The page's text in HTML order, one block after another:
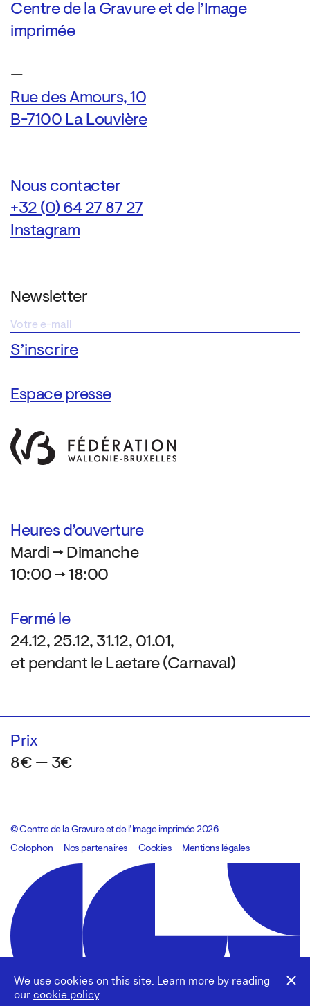
We use cookies on this site. Learn more by reading
our cookie policy.
Centre de la Gravure et de l’Image
imprimée
—
Rue des Amours, 10
B-7100 La Louvière
Nous contacter
+32 (0) 64 27 87 27
Instagram
Newsletter
Espace presse
Heures d’ouverture
Mardi → Dimanche
10:00 → 18:00
Fermé le
24.12, 25.12, 31.12, 01.01,
et pendant le Laetare (Carnaval)
Prix
8€ — 3€
© Centre de la Gravure et de l’Image imprimée 2026
Colophon
Design:Marcel Kaczmarek, code:8080.studio
Nos partenaires Cookies Mentions légales